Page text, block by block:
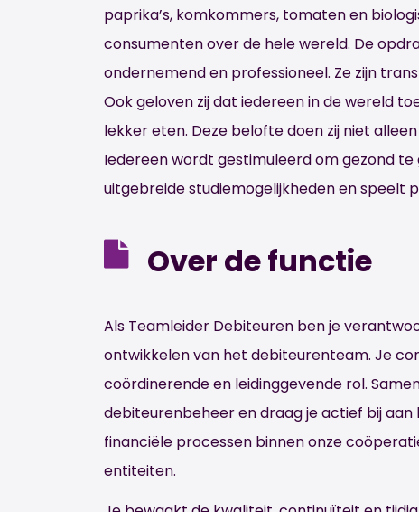
paprika’s, komkommers, tomaten en
consumenten over de hele wereld. De
ondernemend en professioneel. Ze zijn
Ook geloven zij dat iedereen in de wereld
lekker eten. Deze belofte doen zij niet
Iedereen wordt gestimuleerd om gezond te
uitgebreide studiemogelijkheden en speelt
Over de functie
Als Teamleider Debiteuren ben je
ontwikkelen van het debiteurenteam. Je
coördinerende en leidinggevende rol.
debiteurenbeheer en draag je actief bij
financiële processen binnen onze
entiteiten.